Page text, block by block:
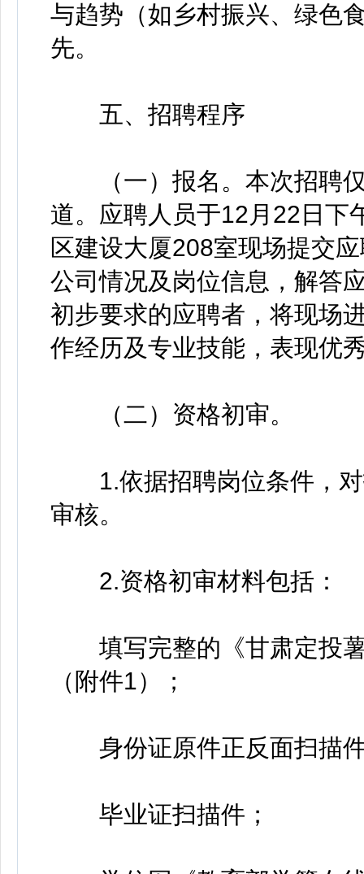
与趋势（如乡村振兴、绿色
先。
五、招聘程序
（一）报名。本次招聘仅
道。应聘人员于12月22日下
区建设大厦208室现场提交
公司情况及岗位信息，解答
初步要求的应聘者，将现场
作经历及专业技能，表现优
（二）资格初审。
1.依据招聘岗位条件，对
审核。
2.资格初审材料包括：
填写完整的《甘肃定投薯
（附件1）；
身份证原件正反面扫描
毕业证扫描件；